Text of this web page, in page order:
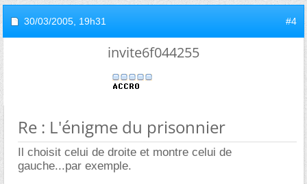
30/03/2005, 19h31 #4
invite6f044255
Re : L'énigme du prisonnier
Il choisit celui de droite et montre celui de
gauche...par exemple.